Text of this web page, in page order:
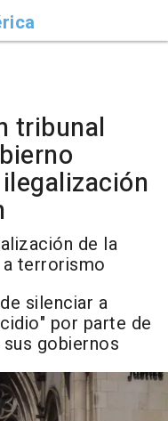
tribunal
de la
terrorismo
silenciar a
por parte de
gobiernos